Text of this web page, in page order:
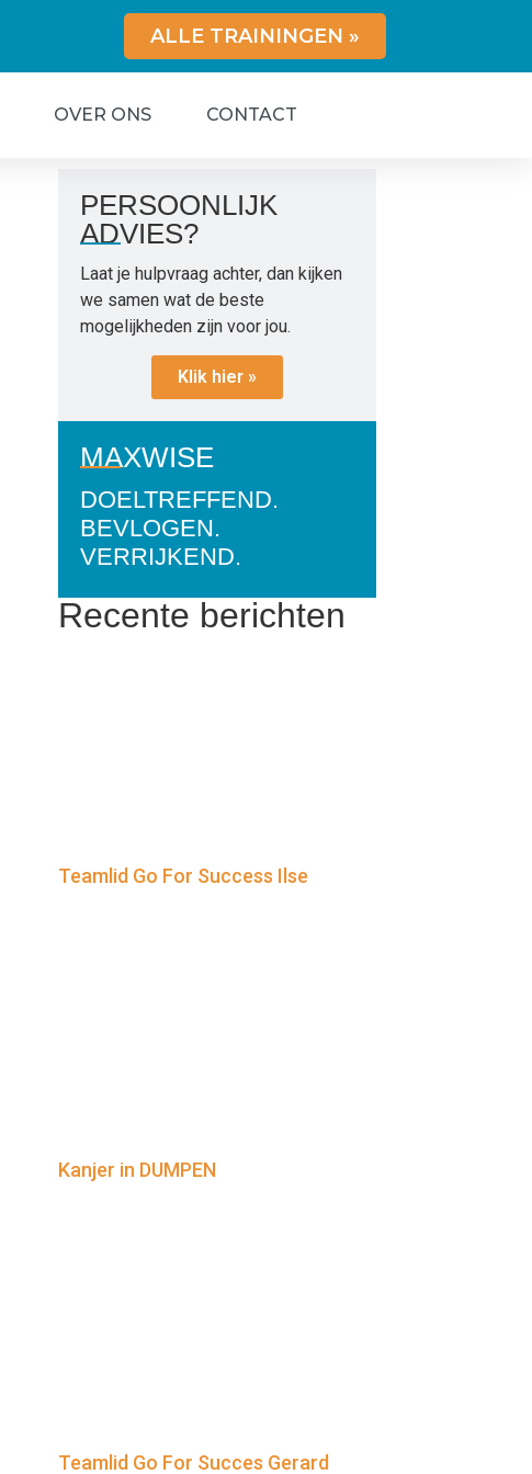
ALLE TRAININGEN »
OVER ONS CONTACT
PERSOONLIJK
ADVIES?
Laat je hulpvraag achter, dan kijken
we samen wat de beste
mogelijkheden zijn voor jou.
Klik hier »
MAXWISE
DOELTREFFEND.
BEVLOGEN.
VERRIJKEND.
Recente berichten
Teamlid Go For Success Ilse
Kanjer in DUMPEN
Teamlid Go For Succes Gerard